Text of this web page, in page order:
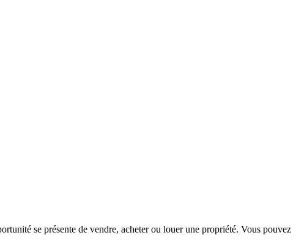
se présente de vendre, acheter ou louer une propriété. Vous pouvez